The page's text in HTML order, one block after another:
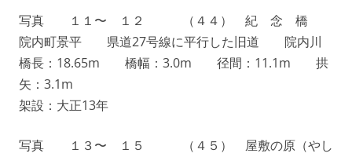
写真 １１〜 １２ （４４） 紀 念 橋
院内町景平 県道27号線に平行した旧道 院内川
橋長：18.65m 橋幅：3.0m 径間：11.1m 拱
矢：3.1m
架設：大正13年
写真 １３〜 １５ （４５） 屋敷の原（やし